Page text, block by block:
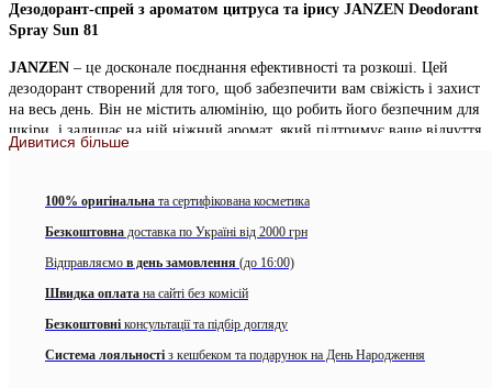
Дезодорант-спрей з ароматом цитруса та ірису JANZEN Deodorant
Spray Sun 81
JANZEN – це досконале поєднання ефективності та розкоші. Цей
дезодорант створений для того, щоб забезпечити вам свіжість і захист
на весь день. Він не містить алюмінію, що робить його безпечним для
шкіри, і залишає на ній ніжний аромат, який підтримує ваше відчуття
комфорту та впевненості.
JANZENне залишає білих плям на одязі, забезпечуючи чистий і
охайний вигляд.
Опис аромату:приємний, як літній вітерець, вишуканий, наче
найгарніша квітка біля води. Водночас легкий і свіжий, як новий
сонячного дня протягом усього року. З нотками
амбри, мускусу, екзотичних квітів та прекрасного жовтого
Дивитися більше
100% оригінальна та сертифікована косметика
Безкоштовна доставка по Україні від 2000 грн
Відправляємо в день замовлення (до 16:00)
Швидка оплата на сайті без комісій
Безкоштовні консультації та підбір догляду
Система лояльності з кешбеком та подарунок на День Народження